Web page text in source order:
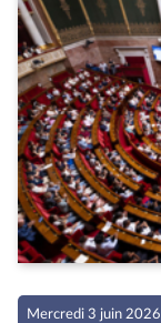
Mercredi 3 juin 2026